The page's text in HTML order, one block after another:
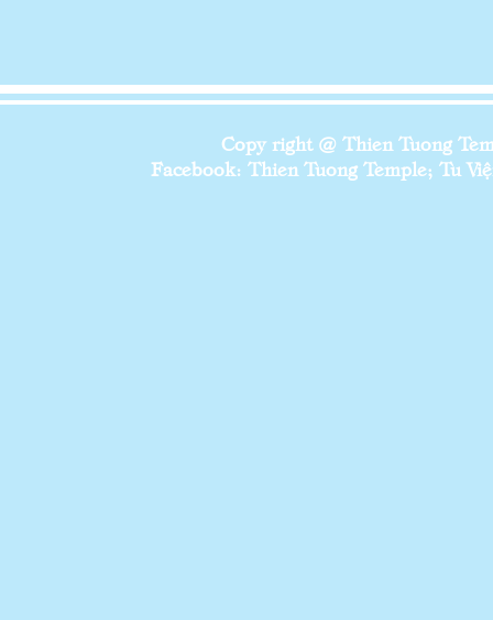
Copy right @ Thien Tuong
Facebook: Thien Tuong Temple; Tu